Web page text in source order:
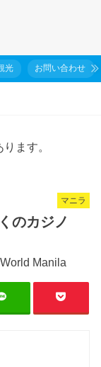
光 お問い合わせ
ます。
マニラ
のカジノ